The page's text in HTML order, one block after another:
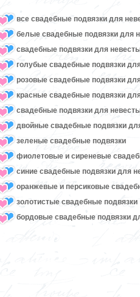
все свадебные подвязки для
белые свадебные подвязки для
свадебные подвязки для
голубые свадебные подвязки
розовые свадебные подвязки
красные свадебные подвязки
свадебные подвязки для
двойные свадебные подвязки
зеленые свадебные подвязки
фиолетовые и сиреневые
синие свадебные подвязки для
оранжевые и персиковые
золотистые свадебные подвязки
бордовые свадебные подвязки